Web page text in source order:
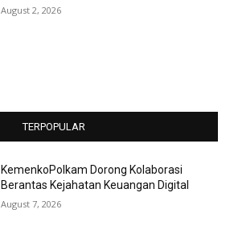
August 2, 2026
TERPOPULAR
KemenkoPolkam Dorong Kolaborasi
Berantas Kejahatan Keuangan Digital
August 7, 2026